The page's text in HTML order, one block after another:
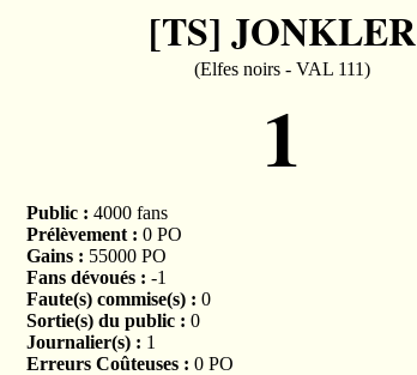
[TS] JONKLER
(Elfes noirs - VAL 111)
1
Public : 4000 fans
Prélèvement : 0 PO
Gains : 55000 PO
Fans dévoués : -1
Faute(s) commise(s) : 0
Sortie(s) du public : 0
Journalier(s) : 1
Erreurs Coûteuses : 0 PO